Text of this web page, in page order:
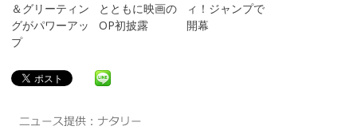
＆グリーティン
グがパワーアッ
プ
とともに映画の
OP初披露
ィ！ジャンプで
開幕